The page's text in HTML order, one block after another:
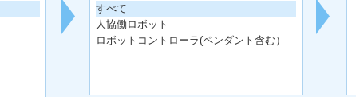
すべて
人協働ロボット
ロボットコントローラ(ペンダント含む）